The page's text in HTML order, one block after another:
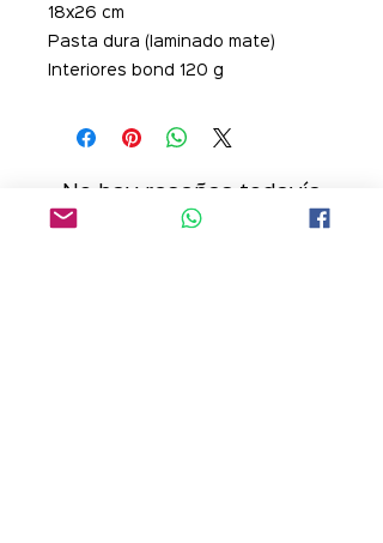
18x26 cm
Pasta dura (laminado mate)
Interiores bond 120 g
No hay reseñas todavía
Comparte tu opinión. Deja la